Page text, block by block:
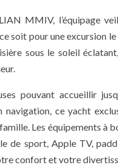
MMIV, l’équipage
soit pour une excursion
sous le soleil
pouvant accueillir
navigation, ce yacht
Les équipements à
de sport, Apple TV,
confort et votre